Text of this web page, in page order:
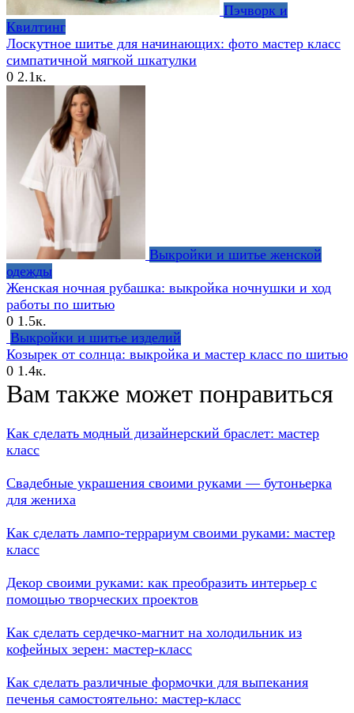
Пэчворк и
Квилтинг
Лоскутное шитье для начинающих: фото мастер класс
симпатичной мягкой шкатулки
0 2.1к.
Выкройки и шитье женской
одежды
Женская ночная рубашка: выкройка ночнушки и ход
работы по шитью
0 1.5к.
Выкройки и шитье изделий
Козырек от солнца: выкройка и мастер класс по шитью
0 1.4к.
Вам также может понравиться
Как сделать модный дизайнерский браслет: мастер
класс
Свадебные украшения своими руками — бутоньерка
для жениха
Как сделать лампо-террариум своими руками: мастер
класс
Декор своими руками: как преобразить интерьер с
помощью творческих проектов
Как сделать сердечко-магнит на холодильник из
кофейных зерен: мастер-класс
Как сделать различные формочки для выпекания
печенья самостоятельно: мастер-класс